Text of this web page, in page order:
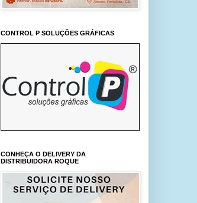
CONTROL P SOLUÇÕES GRÁFICAS
CONHEÇA O DELIVERY DA
DISTRIBUIDORA ROQUE